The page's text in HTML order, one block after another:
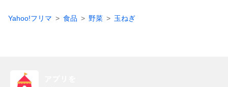
Yahoo!フリマ 食品 野菜 玉ねぎ